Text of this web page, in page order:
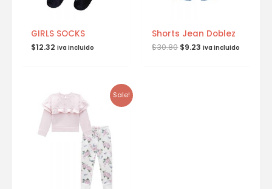
GIRLS SOCKS
$12.32 Iva incluido
Shorts Jean Doblez
$30.80 $9.23 Iva incluido
Sale!